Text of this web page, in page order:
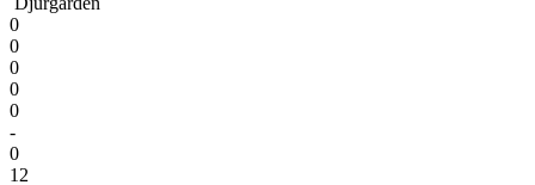
0
0
0
0
0
-
0
12